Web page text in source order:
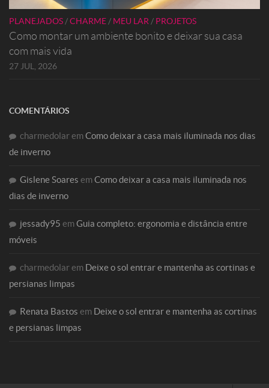
PLANEJADOS/CHARME/ MEU LAR/ PROJETOS
Como montar um ambiente bonito e deixar sua casa
com mais vida
27 JUL, 2026
COMENTÁRIOS
charmedolaremComo deixar a casa mais iluminada nos dias
de inverno
Gislene Soares emComo deixar a casa mais iluminada nos
dias de inverno
jessady95 emGuia completo: ergonomia e distância entre
móveis
charmedolarem Deixe o sol entrar e mantenha as cortinas e
persianas limpas
Renata Bastos em Deixe o sol entrar e mantenha as cortinas
e persianas limpas